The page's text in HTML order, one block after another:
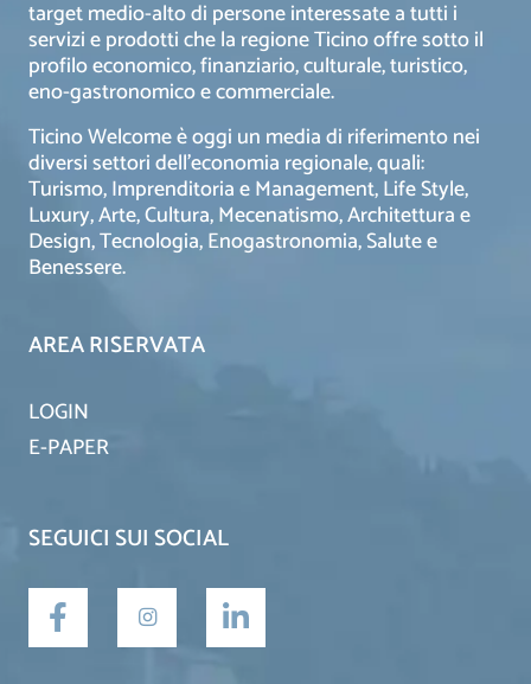
target medio-alto di persone interessate a tutti i
servizi e prodotti che la regione Ticino offre sotto il
profilo economico, finanziario, culturale, turistico,
eno-gastronomico e commerciale.
Ticino Welcome è oggi un media di riferimento nei
diversi settori dell’economia regionale, quali:
Turismo, Imprenditoria e Management, Life Style,
Luxury, Arte, Cultura, Mecenatismo, Architettura e
Design, Tecnologia, Enogastronomia, Salute e
Benessere.
AREA RISERVATA
LOGIN
E-PAPER
SEGUICI SUI SOCIAL